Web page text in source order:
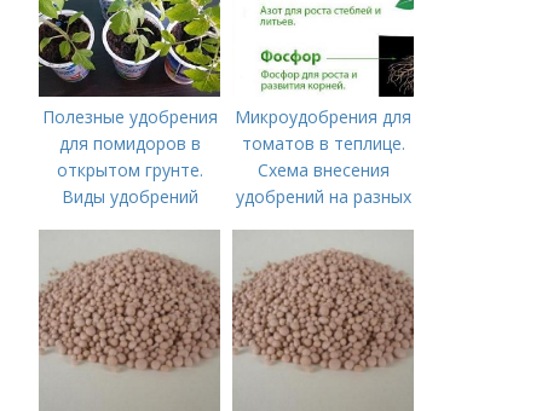
Полезные удобрения
для помидоров в
открытом грунте.
Виды удобрений
Микроудобрения для
томатов в теплице.
Схема внесения
удобрений на разных
помидоров